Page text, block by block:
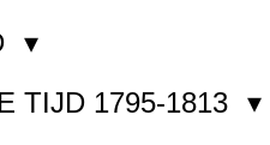
TIJD 1795-1813